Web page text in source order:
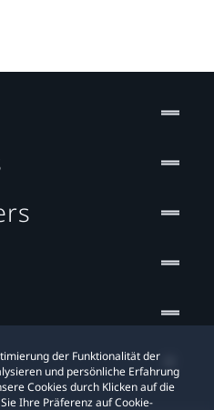
der Funktionalität der
und persönliche Erfahrung
Cookies durch Klicken auf die
Ihre Präferenz auf Cookie-